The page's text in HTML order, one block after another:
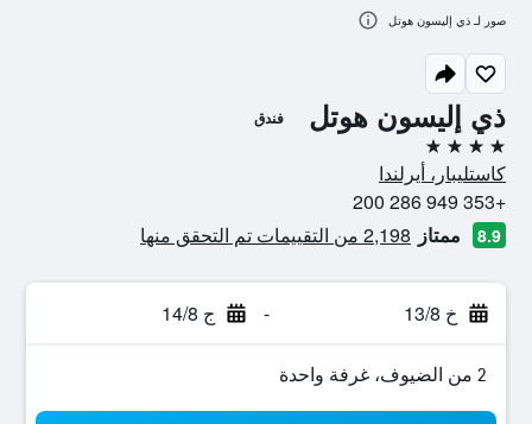
ذي إليسون هوتل فندق
4 نجوم
كاستليبار، أيرلندا
+353 949 286 200
8.9 ممتاز 2,198 من التقييمات تم التحقق منها
خ 13/8 - ج 14/8
2 من الضيوف، غرفة واحدة
صور لـ ذي إليسون هوتل